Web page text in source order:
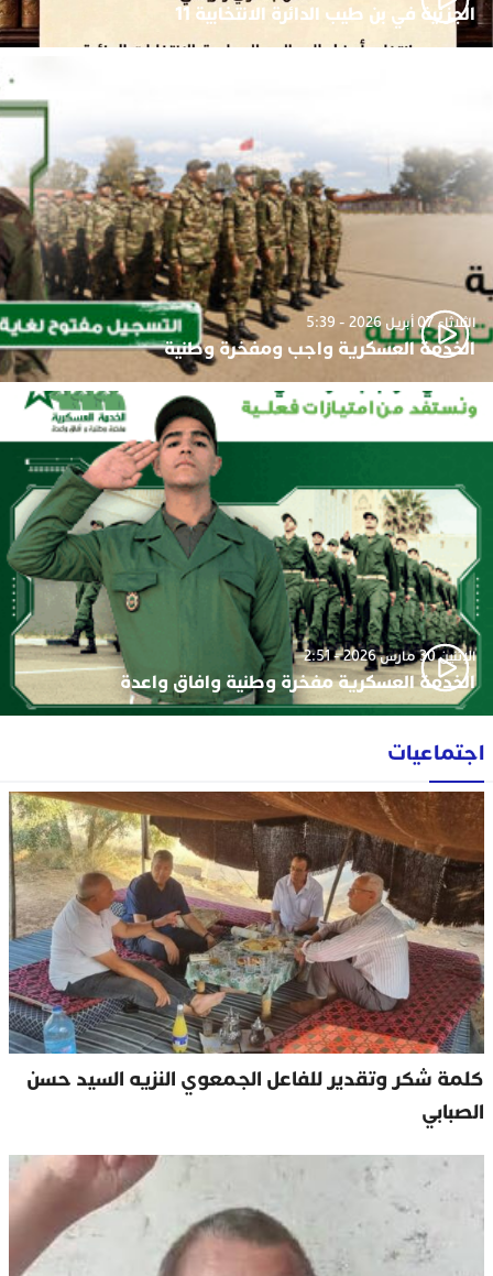
الجزئية في بن طيب الدائرة الانتخابية 11
الثلاثاء 07 أبريل 2026 - 5:39
الخدمة العسكرية واجب ومفخرة وطنية
الإثنين 30 مارس 2026 - 2:51
الخدمة العسكرية مفخرة وطنية وافاق واعدة
اجتماعيات
كلمة شكر وتقدير للفاعل الجمعوي النزيه السيد حسن
الصبابي